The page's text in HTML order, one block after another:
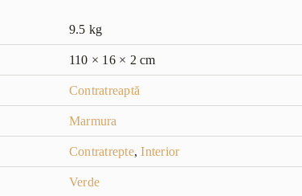
9.5 kg
110 × 16 × 2 cm
Contratreaptă
Marmura
Contratrepte,Interior
Verde